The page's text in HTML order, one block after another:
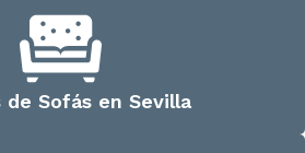
de Sofás en Sevilla